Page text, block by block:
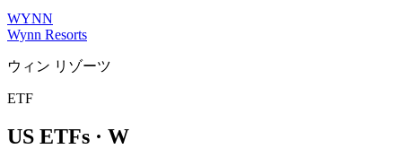
WYNN
Wynn Resorts
ウィン リゾーツ
ETF
US ETFs · W